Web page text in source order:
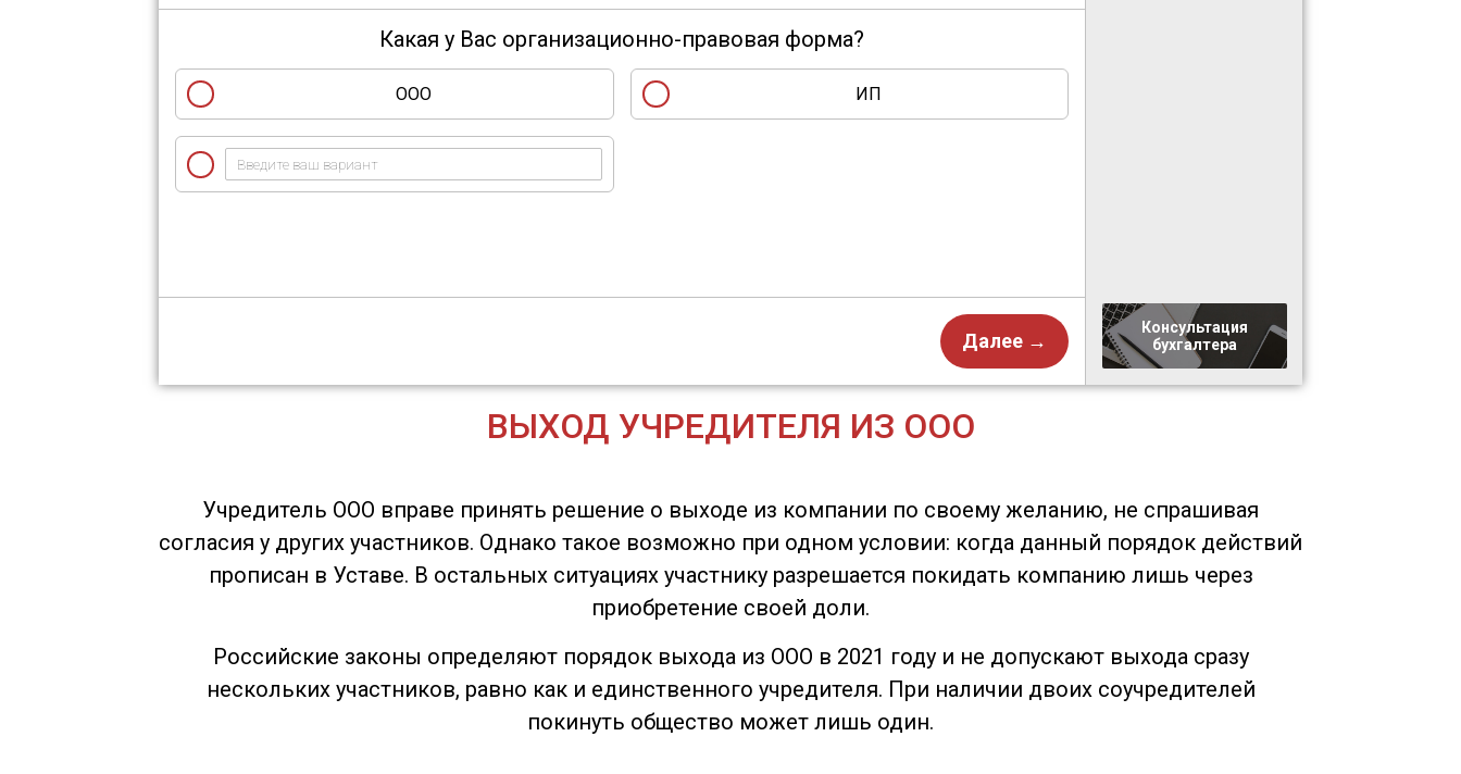
Какая у Вас организационно-правовая форма?
ООО ИП
Далее →
Консультация
бухгалтера
ВЫХОД УЧРЕДИТЕЛЯ ИЗ ООО
Учредитель ООО вправе принять решение о выходе из компании по своему желанию, не спрашивая
согласия у других участников. Однако такое возможно при одном условии: когда данный порядок действий
прописан в Уставе. В остальных ситуациях участнику разрешается покидать компанию лишь через
приобретение своей доли.
Российские законы определяют порядок выхода из ООО в 2021 году и не допускают выхода сразу
нескольких участников, равно как и единственного учредителя. При наличии двоих соучредителей
покинуть общество может лишь один.